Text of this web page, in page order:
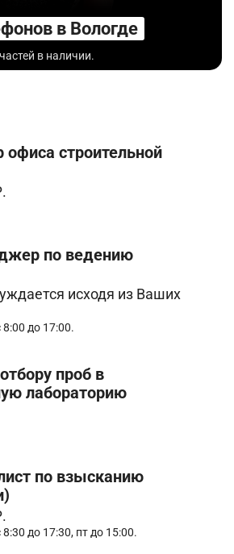
в Вологде
в наличии.
строительной
по ведению
исходя из Ваших
до 17:00.
проб в
лабораторию
по взысканию
до 17:30, пт до 15:00.